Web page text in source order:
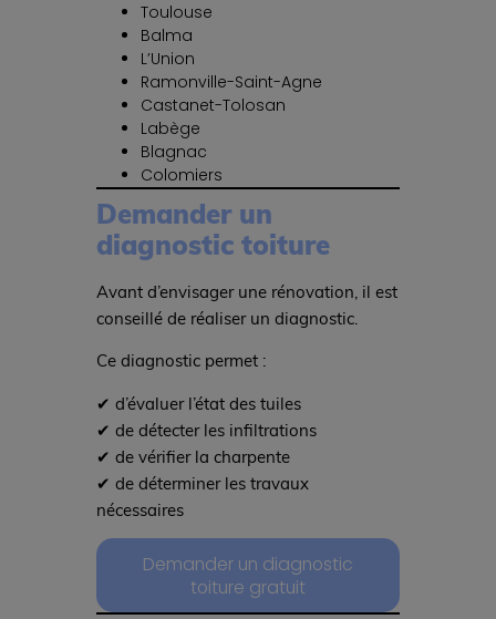
Toulouse
Balma
L’Union
Ramonville-Saint-Agne
Castanet-Tolosan
Labège
Blagnac
Colomiers
Demander un
diagnostic toiture
Avant d’envisager une rénovation, il est
conseillé de réaliser un diagnostic.
Ce diagnostic permet :
✔ d’évaluer l’état des tuiles
✔ de détecter les infiltrations
✔ de vérifier la charpente
✔ de déterminer les travaux
nécessaires
Demander un diagnostic
toiture gratuit